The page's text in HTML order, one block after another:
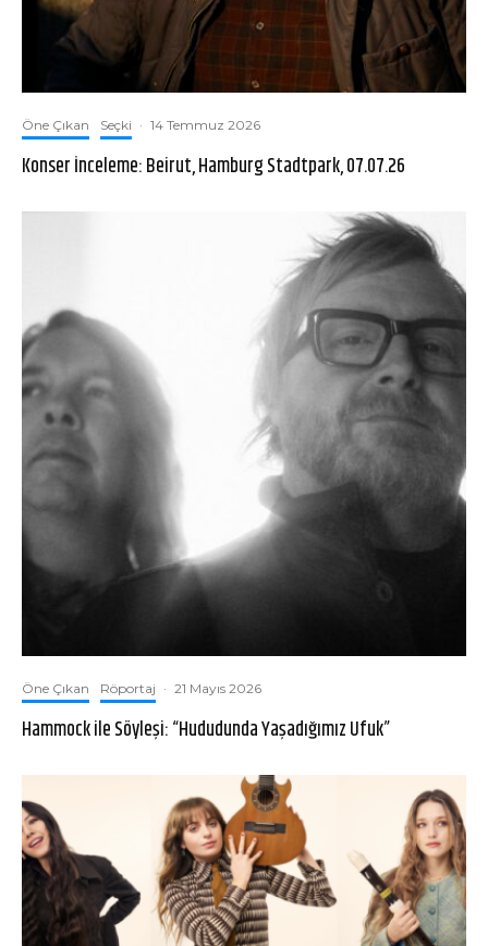
Öne Çıkan Seçki · 14 Temmuz 2026
Konser İnceleme: Beirut, Hamburg Stadtpark, 07.07.26
Öne Çıkan Röportaj · 21 Mayıs 2026
Hammock ile Söyleşi: “Hududunda Yaşadığımız Ufuk”